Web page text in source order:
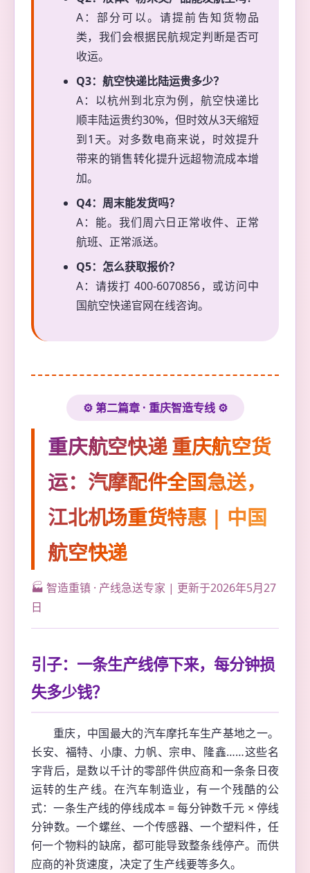
A：部分可以。请提前告知货物品
类，我们会根据民航规定判断是否可
收运。
Q3：航空快递比陆运贵多少？
A：以杭州到北京为例，航空快递比
顺丰陆运贵约30%，但时效从3天缩短
到1天。对多数电商来说，时效提升
带来的销售转化提升远超物流成本增
加。
Q4：周末能发货吗？
A：能。我们周六日正常收件、正常
航班、正常派送。
Q5：怎么获取报价？
A：请拨打 400-6070856，或访问中
国航空快递官网在线咨询。
⚙️ 第二篇章 · 重庆智造专线 ⚙️
重庆航空快递 重庆航空货
运：汽摩配件全国急送，
江北机场重货特惠 | 中国
航空快递
🏭 智造重镇 · 产线急送专家 | 更新于2026年5月27
日
引子：一条生产线停下来，每分钟损
失多少钱？
重庆，中国最大的汽车摩托车生产基地之一。
长安、福特、小康、力帆、宗申、隆鑫……这些名
字背后，是数以千计的零部件供应商和一条条日夜
运转的生产线。在汽车制造业，有一个残酷的公
式：一条生产线的停线成本 = 每分钟数千元 × 停线
分钟数。一个螺丝、一个传感器、一个塑料件，任
何一个物料的缺席，都可能导致整条线停产。而供
应商的补货速度，决定了生产线要等多久。